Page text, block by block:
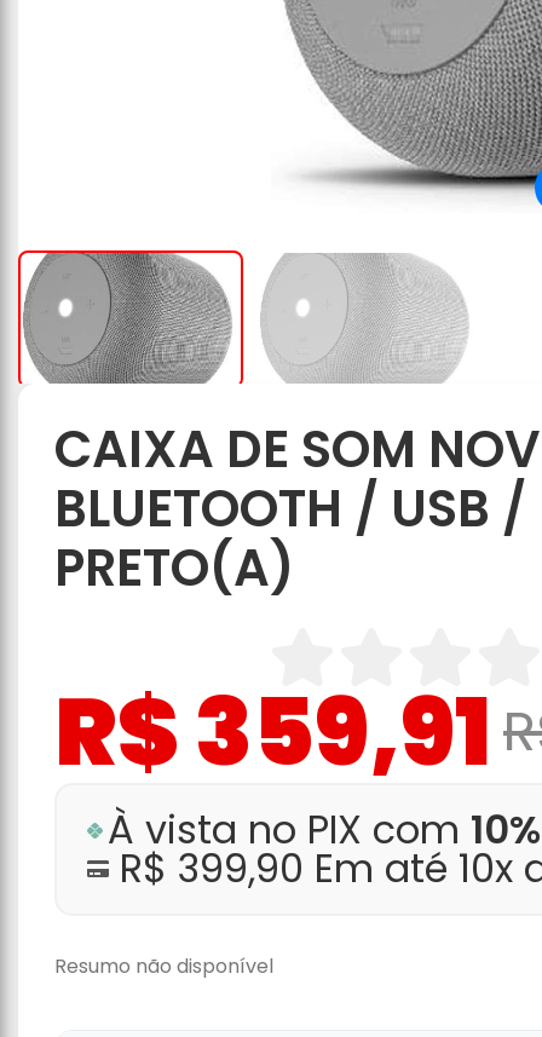
CAIXA DE SOM
BLUETOOTH / USB
PRETO(A)
R$ 359,91
À vista no PIX com
R$ 399,90 Em até 10x
Resumo não disponível